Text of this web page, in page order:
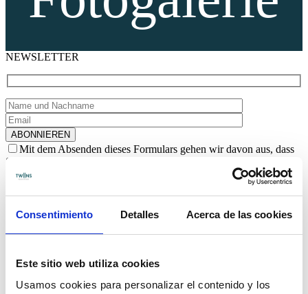
Consentimiento Detalles Acerca de las cookies
Este sitio web utiliza cookies
Usamos cookies para personalizar el contenido y los
NEWSLETTER
Mit dem Absenden dieses Formulars gehen wir davon aus, dass
Sie unsere
Werbemitteilungen
von The Ibiza Twiins zu erhalten
+34 971 943 015
The Ibiza TwIIns 4* Superior
The Ibiza Joy: H-PM 1821